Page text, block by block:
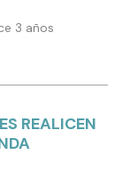
3 años
REALICEN